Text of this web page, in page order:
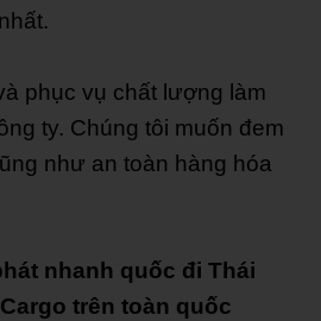
phục vụ chất lượng làm
ty. Chúng tôi muốn đem
như an toàn hàng hóa
nhanh quốc đi Thái
trên toàn quốc